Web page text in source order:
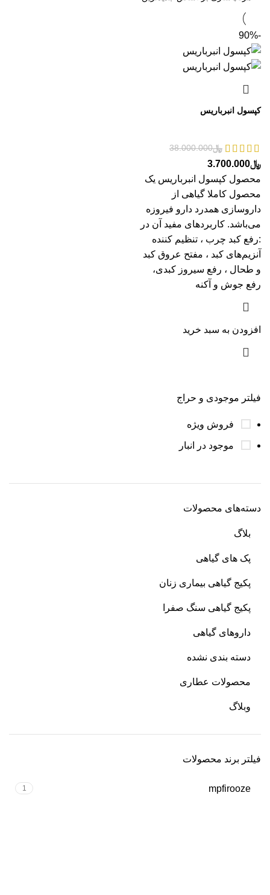
فیلتر موجودی و حراج
فروش ویژه
موجود در انبار
دسته‌های محصولات
بلاگ
پک های گیاهی
پکیج گیاهی بیماری زنان
پکیج گیاهی سنگ صفرا
داروهای گیاهی
دسته بندی نشده
محصولات عطاری
وبلاگ
فیلتر برند محصولات
mpfirooze
1
-90%
کپسول انبرباریس
﷼38.000.000
﷼3.700.000
محصول کپسول انبرباریس یک
محصول کاملا گیاهی از
داروسازی همدرد دارو فیروزه
می‌باشد. کاربردهای مفید آن در
:رفع کبد چرب ، تنظیم کننده
آنزیم‌های کبد ، مفتح عروق کبد
و طحال ، رفع سیروز کبدی،
رفع جوش و آکنه
افزودن به سبد خرید